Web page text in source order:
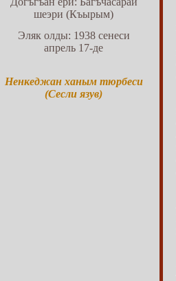
шеэри (Къырым)
Эляк олды: 1938 сенеси
апрель 17-де
Ненкеджан ханым тюрбеси
(Сесли язув)